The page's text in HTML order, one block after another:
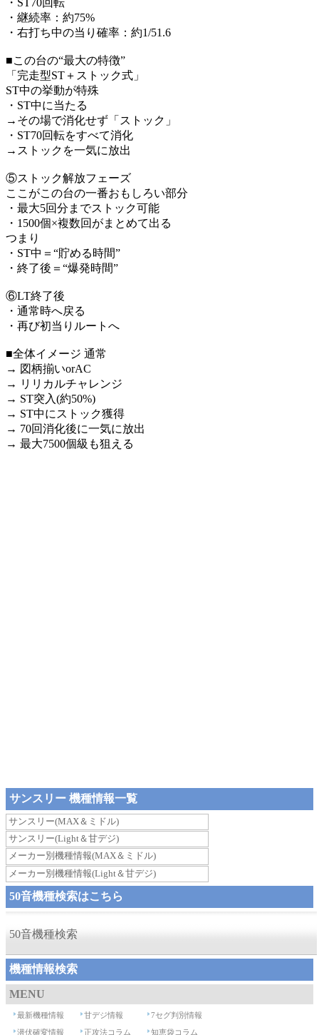
・ST70回転
・継続率：約75%
・右打ち中の当り確率：約1/51.6
■この台の“最大の特徴”
「完走型ST＋ストック式」
ST中の挙動が特殊
・ST中に当たる
→その場で消化せず「ストック」
・ST70回転をすべて消化
→ストックを一気に放出
⑤ストック解放フェーズ
ここがこの台の一番おもしろい部分
・最大5回分までストック可能
・1500個×複数回がまとめて出る
つまり
・ST中＝“貯める時間”
・終了後＝“爆発時間”
⑥LT終了後
・通常時へ戻る
・再び初当りルートへ
■全体イメージ 通常
→ 図柄揃いorAC
→ リリカルチャレンジ
→ ST突入(約50%)
→ ST中にストック獲得
→ 70回消化後に一気に放出
→ 最大7500個級も狙える
サンスリー 機種情報一覧
サンスリー(MAX＆ミドル)
サンスリー(Light＆甘デジ)
メーカー別機種情報(MAX＆ミドル)
メーカー別機種情報(Light＆甘デジ)
50音機種検索はこちら
50音機種検索
機種情報検索
MENU
最新機種情報 甘デジ情報
7セグ判別情報
潜伏確変情報
正攻法コラム 知恵袋コラム